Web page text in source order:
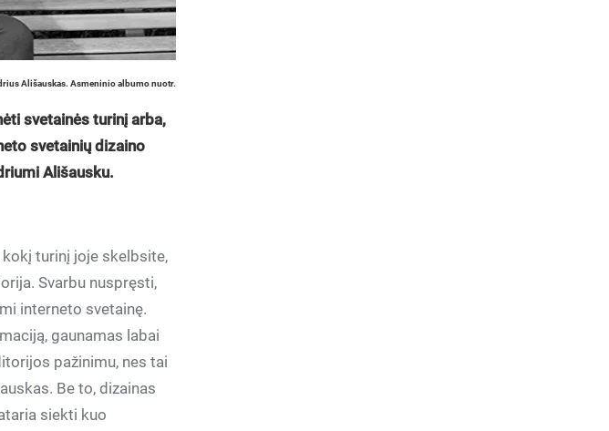
Ališauskas. Asmeninio albumo nuotr.
svetainės turinį arba,
svetainių dizaino
Ališausku.
turinį joje skelbsite,
Svarbu nuspręsti,
interneto svetainę.
gaunamas labai
pažinimu, nes tai
Be to, dizainas
siekti kuo